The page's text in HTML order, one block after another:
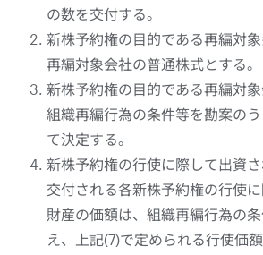
の数を交付する。
新株予約権の目的である再編対
再編対象会社の普通株式とする。
新株予約権の目的である再編対
組織再編行為の条件等を勘案の
て決定する。
新株予約権の行使に際して出資
交付される各新株予約権の行使
財産の価額は、組織再編行為の
え、上記(7)で定められる行使価